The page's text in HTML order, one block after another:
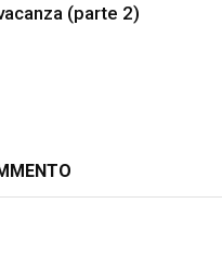
(parte 2)